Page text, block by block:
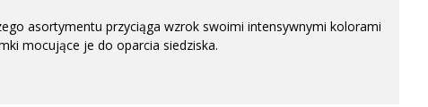
asortymentu przyciąga wzrok swoimi intensywnymi kolorami
mocujące je do oparcia siedziska.